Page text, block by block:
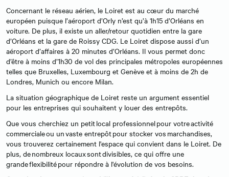
Concernant le réseau aérien, le Loiret est au cœur du marché
européen puisque l’aéroport d’Orly n’est qu’à 1h15 d’Orléans en
voiture. De plus, il existe un aller/retour quotidien entre la gare
d’Orléans et la gare de Roissy CDG. Le Loiret dispose aussi d’un
aéroport d’affaires à 20 minutes d’Orléans. Il vous permet donc
d’être à moins d’1h30 de vol des principales métropoles européennes
telles que Bruxelles, Luxembourg et Genève et à moins de 2h de
Londres, Munich ou encore Milan.
La situation géographique de Loiret reste un argument essentiel
pour les entreprises qui souhaitent y louer des entrepôts.
Que vous cherchiez un petit local professionnel pour votre activité
commerciale ou un vaste entrepôt pour stocker vos marchandises,
vous trouverez certainement l'espace qui convient dans le Loiret. De
plus, de nombreux locaux sont divisibles, ce qui offre une
grande flexibilité pour répondre à l'évolution de vos besoins.